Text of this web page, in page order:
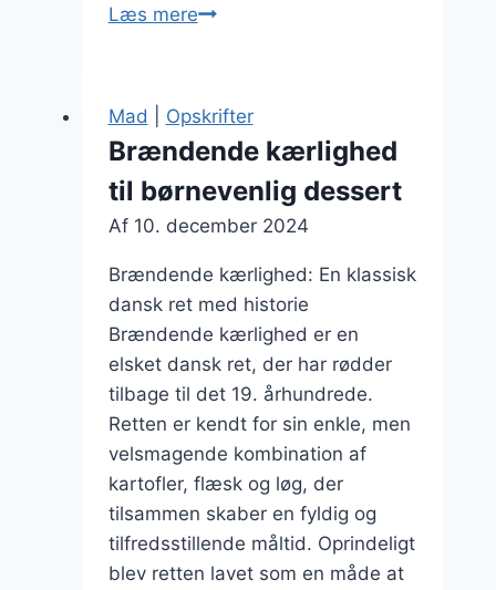
Læs mereBrændende
sennep:
lidt
skarphed
Mad Opskrifter
Brændende kærlighed
til børnevenlig dessert
Af 10. december 2024
Brændende kærlighed: En klassisk
dansk ret med historie
Brændende kærlighed er en
elsket dansk ret, der har rødder
tilbage til det 19. århundrede.
Retten er kendt for sin enkle, men
velsmagende kombination af
kartofler, flæsk og løg, der
tilsammen skaber en fyldig og
tilfredsstillende måltid. Oprindeligt
blev retten lavet som en måde at